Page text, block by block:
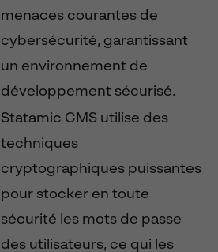
menaces courantes de
cybersécurité, garantissant
un environnement de
développement sécurisé.
Statamic CMS utilise des
techniques
cryptographiques puissantes
pour stocker en toute
sécurité les mots de passe
des utilisateurs, ce qui les